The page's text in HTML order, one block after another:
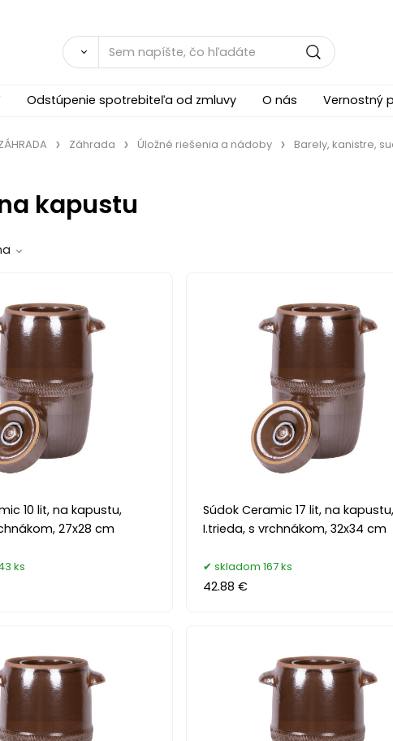
Odstúpenie spotrebiteľa od zmluvy O nás Vernostný
Záhrada Úložné riešenia a nádoby Barely, kanistre,
kapustu
10 lit, na kapustu,
27x28 cm
ks
Súdok Ceramic 17 lit, na kapustu,
I.trieda, s vrchnákom, 32x34 cm
skladom 167 ks
42.88 €